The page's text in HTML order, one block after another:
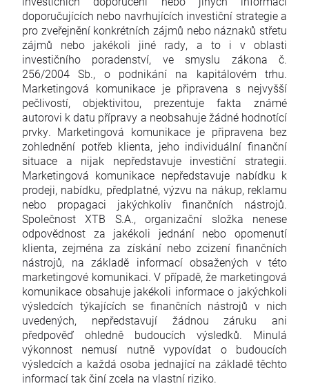
doporučujících nebo navrhujících investiční strategie a
pro zveřejnění konkrétních zájmů nebo náznaků střetu
zájmů nebo jakékoli jiné rady, a to i v oblasti
investičního poradenství, ve smyslu zákona č.
256/2004 Sb., o podnikání na kapitálovém trhu.
Marketingová komunikace je připravena s nejvyšší
pečlivostí, objektivitou, prezentuje fakta známé
autorovi k datu přípravy a neobsahuje žádné hodnotící
prvky. Marketingová komunikace je připravena bez
zohlednění potřeb klienta, jeho individuální finanční
situace a nijak nepředstavuje investiční strategii.
Marketingová komunikace nepředstavuje nabídku k
prodeji, nabídku, předplatné, výzvu na nákup, reklamu
nebo propagaci jakýchkoliv finančních nástrojů.
Společnost XTB S.A., organizační složka nenese
odpovědnost za jakékoli jednání nebo opomenutí
klienta, zejména za získání nebo zcizení finančních
nástrojů, na základě informací obsažených v této
marketingové komunikaci. V případě, že marketingová
komunikace obsahuje jakékoli informace o jakýchkoli
výsledcích týkajících se finančních nástrojů v nich
uvedených, nepředstavují žádnou záruku ani
předpověď ohledně budoucích výsledků. Minulá
výkonnost nemusí nutně vypovídat o budoucích
výsledcích a každá osoba jednající na základě těchto
informací tak činí zcela na vlastní riziko.